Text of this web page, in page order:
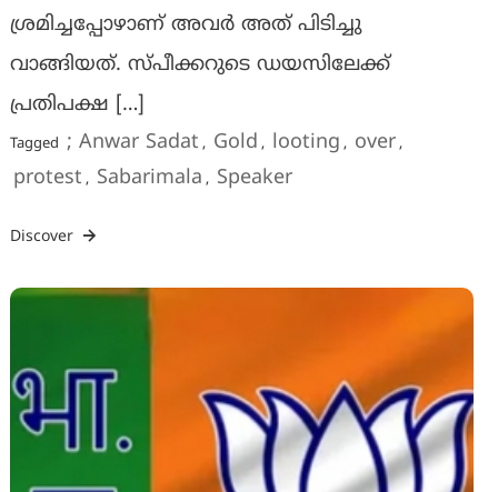
ശ്രമിച്ചപ്പോഴാണ് അവർ അത് പിടിച്ചു
വാങ്ങിയത്. സ്പീക്കറുടെ ഡയസിലേക്ക്
പ്രതിപക്ഷ […]
Tagged ; Anwar Sadat , Gold , looting , over,
protest , Sabarimala , Speaker
Discover